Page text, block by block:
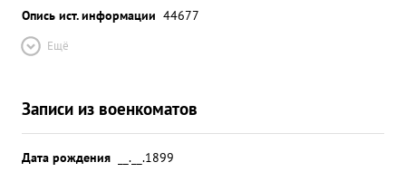
Опись ист. информации 44677
Ещё
Записи из военкоматов
Дата рождения
__.__.1899